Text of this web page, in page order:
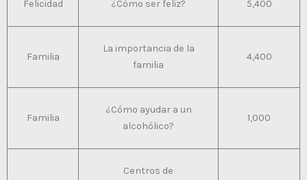
Felicidad ¿Cómo ser feliz? 5,400
Familia
La importancia de la
familia
4,400
Familia
¿Cómo ayudar a un
alcohólico?
1,000
Centros de